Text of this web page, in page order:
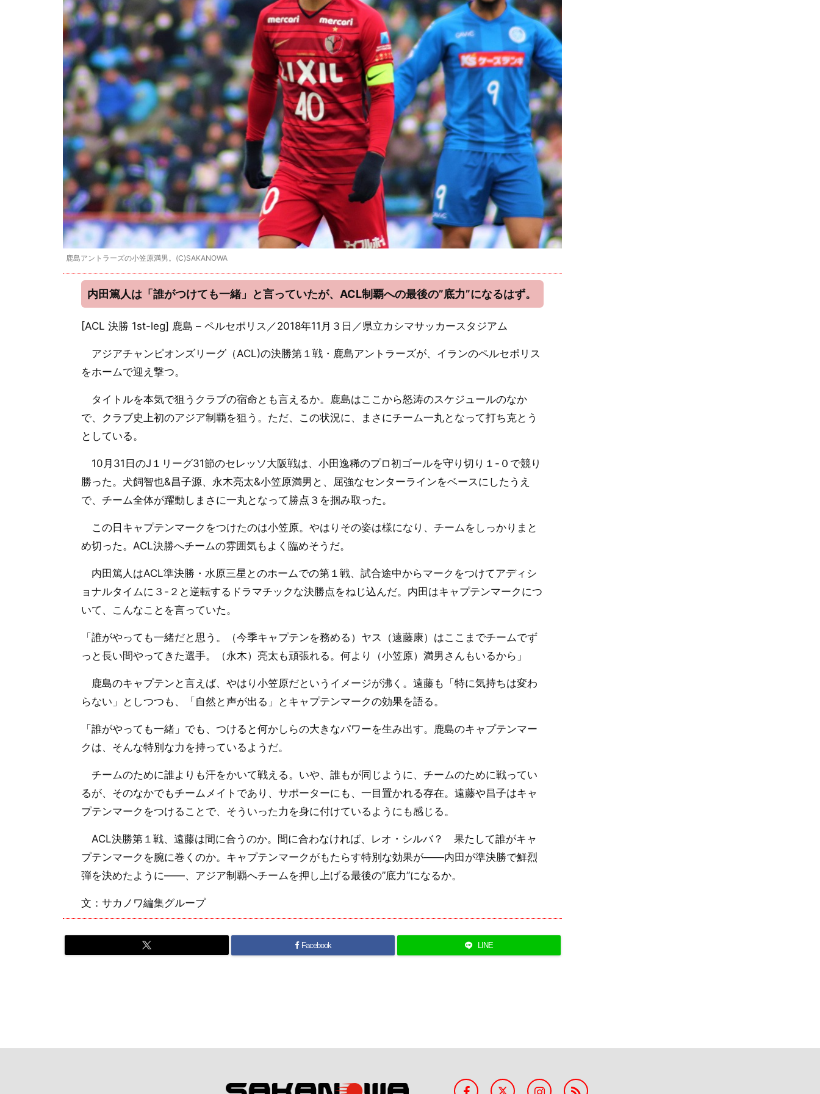
鹿島アントラーズの小笠原満男。(C)SAKANOWA
内田篤人は「誰がつけても一緒」と言っていたが、ACL制覇への最後の”底力”になるはず。
[ACL 決勝 1st-leg] 鹿島 – ペルセポリス／2018年11月３日／県立カシマサッカースタジアム
アジアチャンピオンズリーグ（ACL)の決勝第１戦・鹿島アントラーズが、イランのペルセポリス
をホームで迎え撃つ。
タイトルを本気で狙うクラブの宿命とも言えるか。鹿島はここから怒涛のスケジュールのなか
で、クラブ史上初のアジア制覇を狙う。ただ、この状況に、まさにチーム一丸となって打ち克とう
としている。
10月31日のJ１リーグ31節のセレッソ大阪戦は、小田逸稀のプロ初ゴールを守り切り１-０で競り
勝った。犬飼智也&昌子源、永木亮太&小笠原満男と、屈強なセンターラインをベースにしたうえ
で、チーム全体が躍動しまさに一丸となって勝点３を掴み取った。
この日キャプテンマークをつけたのは小笠原。やはりその姿は様になり、チームをしっかりまと
め切った。ACL決勝へチームの雰囲気もよく臨めそうだ。
内田篤人はACL準決勝・水原三星とのホームでの第１戦、試合途中からマークをつけてアディシ
ョナルタイムに３-２と逆転するドラマチックな決勝点をねじ込んだ。内田はキャプテンマークにつ
いて、こんなことを言っていた。
「誰がやっても一緒だと思う。（今季キャプテンを務める）ヤス（遠藤康）はここまでチームでず
っと長い間やってきた選手。（永木）亮太も頑張れる。何より（小笠原）満男さんもいるから」
鹿島のキャプテンと言えば、やはり小笠原だというイメージが沸く。遠藤も「特に気持ちは変わ
らない」としつつも、「自然と声が出る」とキャプテンマークの効果を語る。
「誰がやっても一緒」でも、つけると何かしらの大きなパワーを生み出す。鹿島のキャプテンマー
クは、そんな特別な力を持っているようだ。
チームのために誰よりも汗をかいて戦える。いや、誰もが同じように、チームのために戦ってい
るが、そのなかでもチームメイトであり、サポーターにも、一目置かれる存在。遠藤や昌子はキャ
プテンマークをつけることで、そういった力を身に付けているようにも感じる。
ACL決勝第１戦、遠藤は間に合うのか。間に合わなければ、レオ・シルバ？ 果たして誰がキャ
プテンマークを腕に巻くのか。キャプテンマークがもたらす特別な効果が――内田が準決勝で鮮烈
弾を決めたように――、アジア制覇へチームを押し上げる最後の”底力”になるか。
文：サカノワ編集グループ
Facebook LINE